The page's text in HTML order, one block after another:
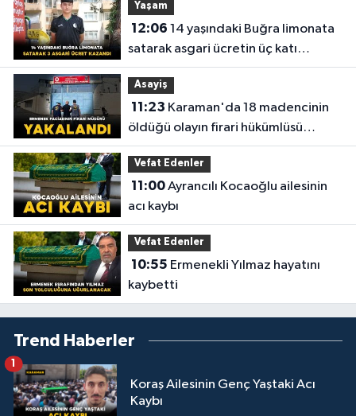
Yaşam
12:06
satarak asgari ücretin üç katı
kazandı
Asayiş
11:23
öldüğü olayın firari hükümlüsü
yakalandı
Vefat Edenler
11:00Ayrancılı Kocaoğlu ailesinin
acı kaybı
Vefat Edenler
10:55
kaybetti
Trend Haberler
Koraş Ailesinin Genç Yaştaki Acı
Kaybı
1